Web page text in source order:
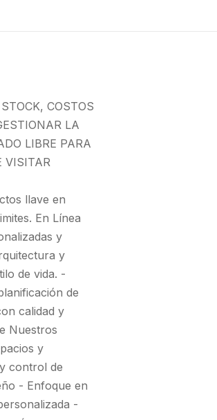
COSTOS
LA
LIBRE PARA
VISITAR
llave en
En Línea
y
y
de vida. -
de
calidad y
Nuestros
y
control de
- Enfoque en
-